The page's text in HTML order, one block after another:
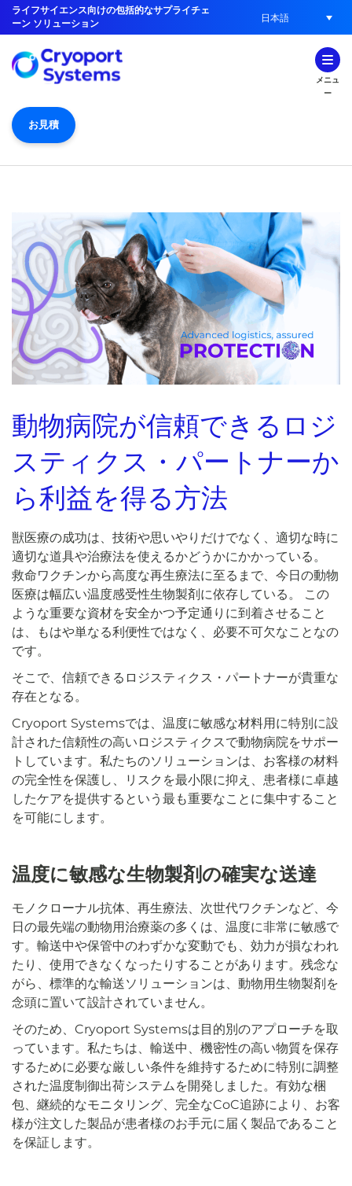
ライフサイエンス向けの包括的なサプライチェ
ーン ソリューション
日本語
メニュ
ー
お見積
動物病院が信頼できるロジ
スティクス・パートナーか
ら利益を得る方法
獣医療の成功は、技術や思いやりだけでなく、適切な時に
適切な道具や治療法を使えるかどうかにかかっている。
救命ワクチンから高度な再生療法に至るまで、今日の動物
医療は幅広い温度感受性生物製剤に依存している。 この
ような重要な資材を安全かつ予定通りに到着させること
は、もはや単なる利便性ではなく、必要不可欠なことなの
です。
そこで、信頼できるロジスティクス・パートナーが貴重な
存在となる。
Cryoport Systemsでは、温度に敏感な材料用に特別に設
計された信頼性の高いロジスティクスで動物病院をサポー
トしています。私たちのソリューションは、お客様の材料
の完全性を保護し、リスクを最小限に抑え、患者様に卓越
したケアを提供するという最も重要なことに集中すること
を可能にします。
温度に敏感な生物製剤の確実な送達
モノクローナル抗体、再生療法、次世代ワクチンなど、今
日の最先端の動物用治療薬の多くは、温度に非常に敏感で
す。輸送中や保管中のわずかな変動でも、効力が損なわれ
たり、使用できなくなったりすることがあります。残念な
がら、標準的な輸送ソリューションは、動物用生物製剤を
念頭に置いて設計されていません。
そのため、Cryoport Systemsは目的別のアプローチを取
っています。私たちは、輸送中、機密性の高い物質を保存
するために必要な厳しい条件を維持するために特別に調整
された温度制御出荷システムを開発しました。有効な梱
包、継続的なモニタリング、完全なCoC追跡により、お客
様が注文した製品が患者様のお手元に届く製品であること
を保証します。